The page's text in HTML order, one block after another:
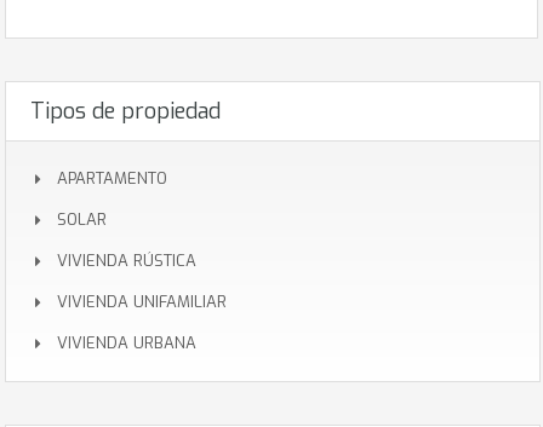
Tipos de propiedad
APARTAMENTO
SOLAR
VIVIENDA RÚSTICA
VIVIENDA UNIFAMILIAR
VIVIENDA URBANA